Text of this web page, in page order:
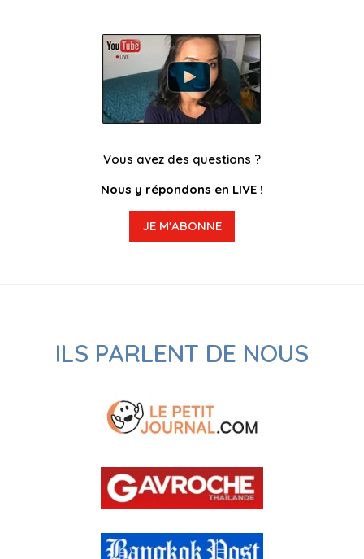
Vous avez des questions ?
Nous y répondons en LIVE !
JE M'ABONNE
ILS PARLENT DE NOUS